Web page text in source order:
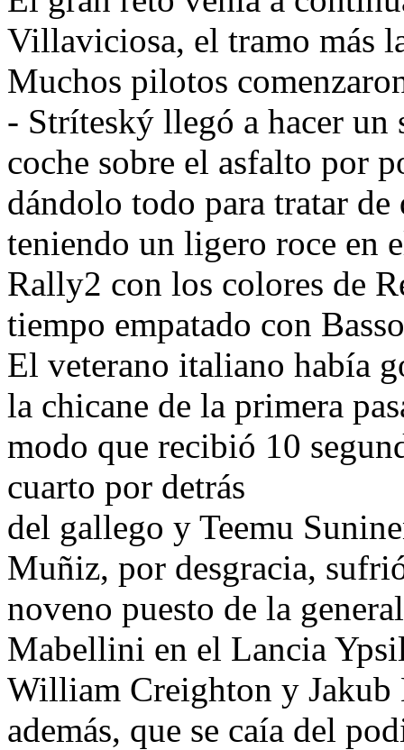
Villaviciosa, el tramo más
Muchos pilotos
- Stríteský llegó a hacer un
coche sobre el asfalto por
dándolo todo para tratar
teniendo un ligero roce en
Rally2 con los colores de
tiempo empatado con
El veterano italiano había
la chicane de la primera
modo que recibió 10
cuarto por detrás
del gallego y Teemu
Muñiz, por desgracia,
noveno puesto de la
Mabellini en el Lancia
William Creighton y
además, que se caía del